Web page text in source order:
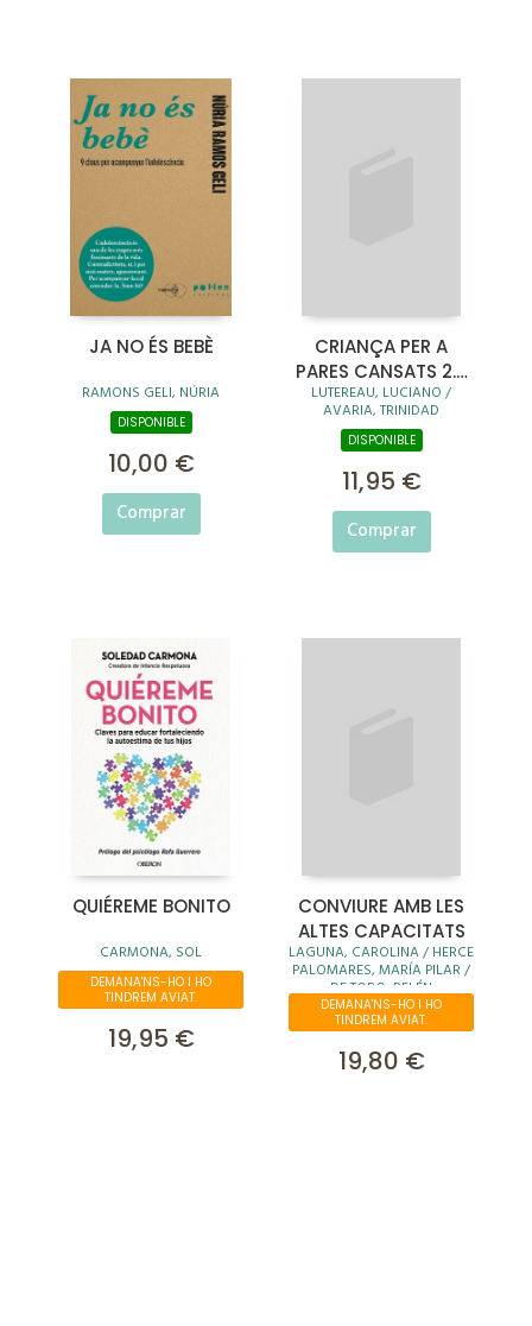
JA NO ÉS BEBÈ
RAMONS GELI, NÚRIA
DISPONIBLE
10,00 €
Comprar
CRIANÇA PER A
PARES CANSATS 2.A
EDICIÓ
LUTEREAU, LUCIANO /
AVARIA, TRINIDAD
DISPONIBLE
11,95 €
Comprar
QUIÉREME BONITO
CARMONA, SOL
DEMANA'NS-HO I HO
TINDREM AVIAT.
19,95 €
CONVIURE AMB LES
ALTES CAPACITATS
LAGUNA, CAROLINA / HERCE
PALOMARES, MARÍA PILAR /
DE TORO, BELÉN
DEMANA'NS-HO I HO
TINDREM AVIAT.
19,80 €